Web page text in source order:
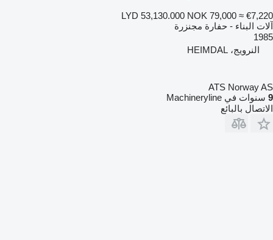
LYD 53,130.000 NOK 79,000 ≈ €7,220
آلات البناء - حفارة مجنزرة
1985
النرويج، HEIMDAL
ATS Norway AS
9 سنوات في Machineryline
الاتصال بالبائع